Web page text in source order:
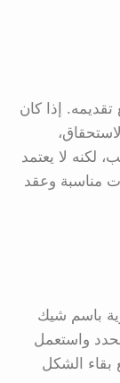
إذا كان
لكنه لا يعتمد
مناسبة وعقد
باسم شيك
واستعمل
بقاء الشكل